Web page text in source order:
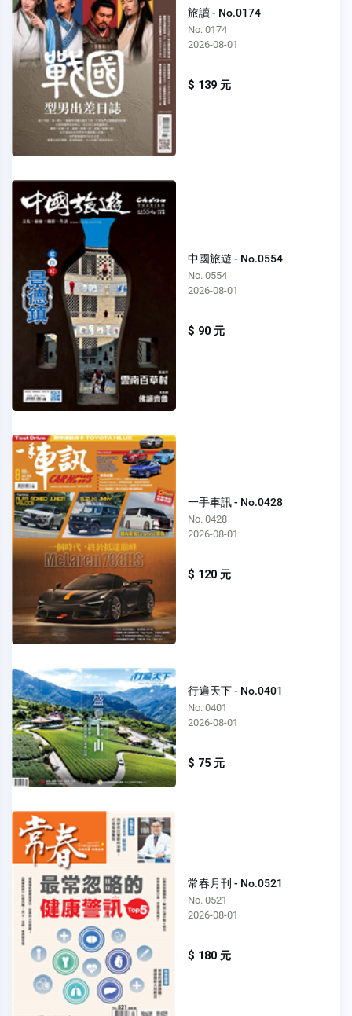
旅讀 - No.0174
No. 0174
2026-08-01
$ 139 元
中國旅遊 - No.0554
No. 0554
2026-08-01
$ 90 元
一手車訊 - No.0428
No. 0428
2026-08-01
$ 120 元
行遍天下 - No.0401
No. 0401
2026-08-01
$ 75 元
常春月刊 - No.0521
No. 0521
2026-08-01
$ 180 元